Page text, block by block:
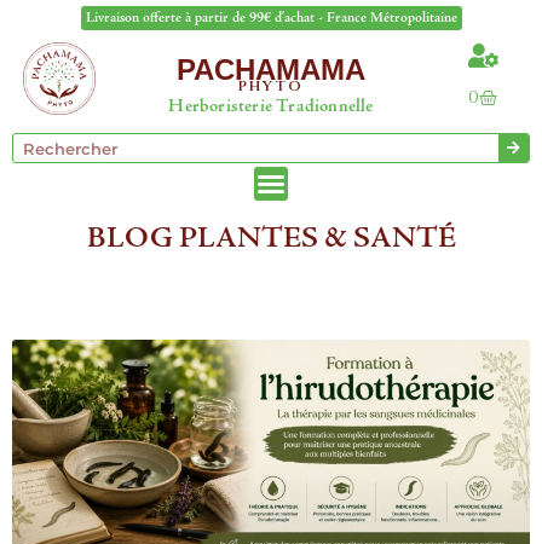
Livraison offerte à partir de 99€ d'achat - France Métropolitaine
PACHAMAMA
PHYTO
Herboristerie Tradionnelle 0
BLOG PLANTES & SANTÉ